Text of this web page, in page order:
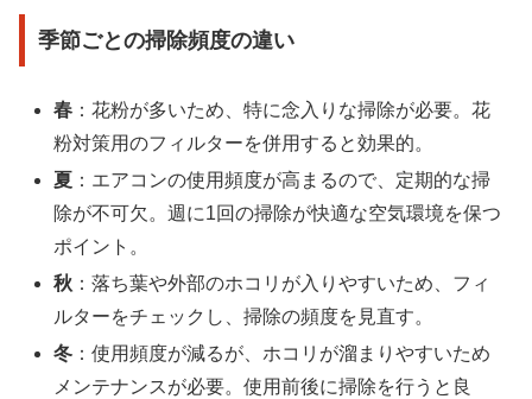
季節ごとの掃除頻度の違い
春 ：花粉が多いため、特に念入りな掃除が必要。花
粉対策用のフィルターを併用すると効果的。
夏 ：エアコンの使用頻度が高まるので、定期的な掃
除が不可欠。週に1回の掃除が快適な空気環境を保つ
ポイント。
秋 ：落ち葉や外部のホコリが入りやすいため、フィ
ルターをチェックし、掃除の頻度を見直す。
冬 ：使用頻度が減るが、ホコリが溜まりやすいため
メンテナンスが必要。使用前後に掃除を行うと良